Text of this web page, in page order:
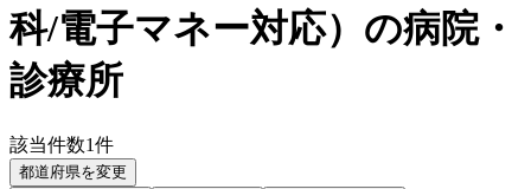
科/電子マネー対応） の病院・
診療所
該当件数1件
都道府県を変更